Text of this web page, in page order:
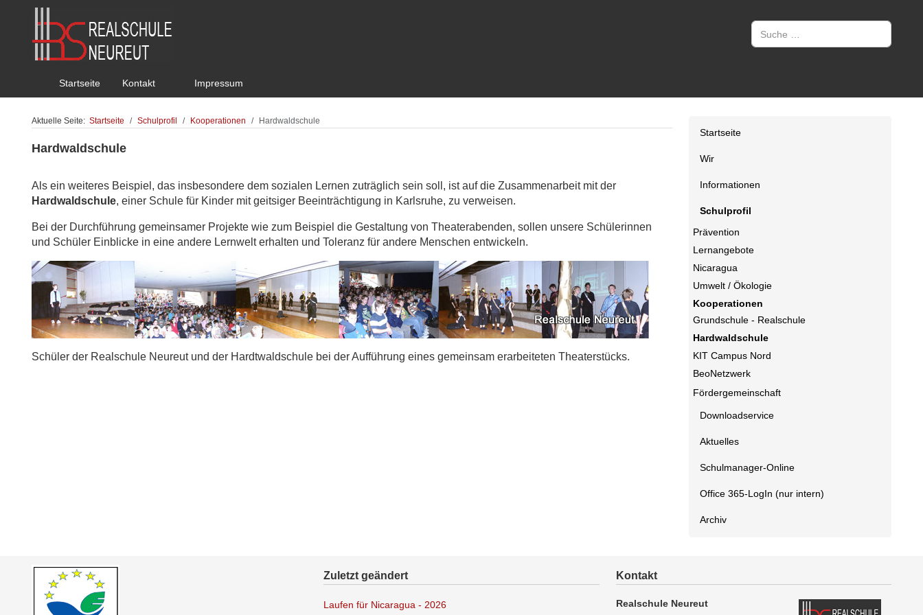
Suchen
Startseite Kontakt Impressum
Aktuelle Seite: Startseite Schulprofil Kooperationen Hardwaldschule
Hardwaldschule
Als ein weiteres Beispiel, das insbesondere dem sozialen Lernen zuträglich sein soll, ist auf die Zusammenarbeit mit der
Hardwaldschule, einer Schule für Kinder mit geitsiger Beeinträchtigung in Karlsruhe, zu verweisen.
Bei der Durchführung gemeinsamer Projekte wie zum Beispiel die Gestaltung von Theaterabenden, sollen unsere Schülerinnen
und Schüler Einblicke in eine andere Lernwelt erhalten und Toleranz für andere Menschen entwickeln.
Schüler der Realschule Neureut und der Hardtwaldschule bei der Aufführung eines gemeinsam erarbeiteten Theaterstücks.
Startseite
Wir
Informationen
Schulprofil
Prävention
Lernangebote
Nicaragua
Umwelt / Ökologie
Kooperationen
Grundschule - Realschule
Hardwaldschule
KIT Campus Nord
BeoNetzwerk
Fördergemeinschaft
Downloadservice
Aktuelles
Schulmanager-Online
Office 365-LogIn (nur intern)
Archiv
Zuletzt geändert
Laufen für Nicaragua - 2026
Kontakt
Realschule Neureut